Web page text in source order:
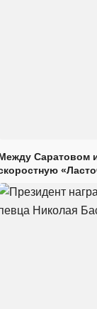
Саратовом